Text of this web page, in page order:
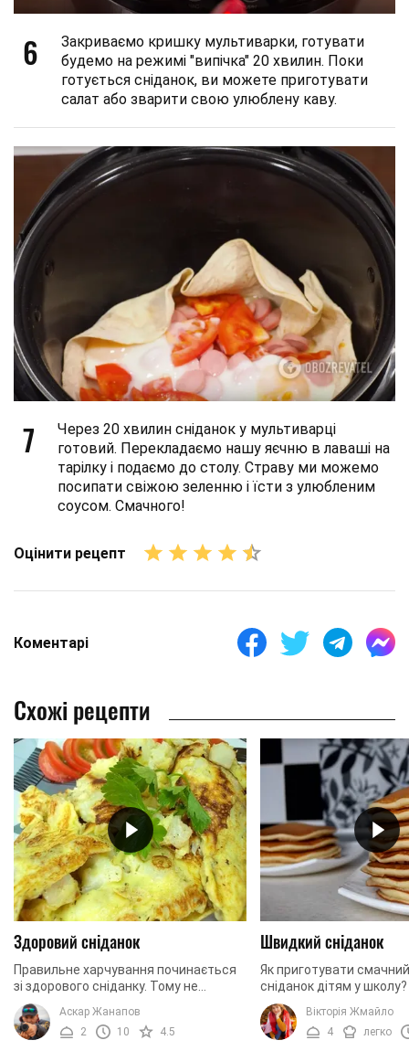
6
Закриваємо кришку мультиварки, готувати
будемо на режимі "випічка" 20 хвилин. Поки
готується сніданок, ви можете приготувати
салат або зварити свою улюблену каву.
7
Через 20 хвилин сніданок у мультиварці
готовий. Перекладаємо нашу яєчню в лаваші на
тарілку і подаємо до столу. Страву ми можемо
посипати свіжою зеленню і їсти з улюбленим
соусом. Смачного!
Оцінити рецепт
Коментарі
Схожі рецепти
Здоровий сніданок
Правильне харчування починається
зі здорового сніданку. Тому не
поспішайте наспіх готувати
бутерброди та запивати все це
кавою. Приділіть п'ять ...
Аскар Жанапов
2
10 4.5
Швидкий сніданок
Як приготувати
сніданок дітям у
вас готувати смачні та
блинчики дітям на
часто буває, що ...
Вікторія Жмайло
4
легко